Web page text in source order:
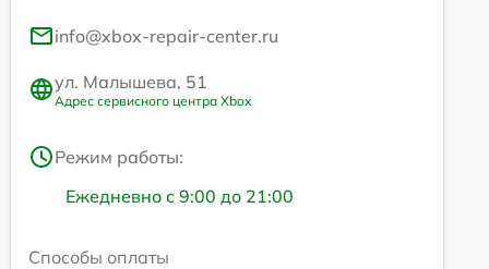
info@xbox-repair-center.ru
ул. Малышева, 51
Адрес сервисного центра Xbox
Режим работы:
Ежедневно с 9:00 до 21:00
Способы оплаты